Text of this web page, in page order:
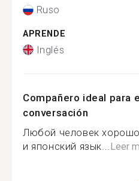
Ruso
APRENDE
Inglés
Compañero ideal para
conversación
Любой человек
и японский язык... Leer